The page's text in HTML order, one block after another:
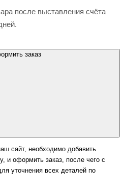
после выставления счёта
заказ
сайт, необходимо добавить
и оформить заказ, после чего с
уточнения всех деталей по